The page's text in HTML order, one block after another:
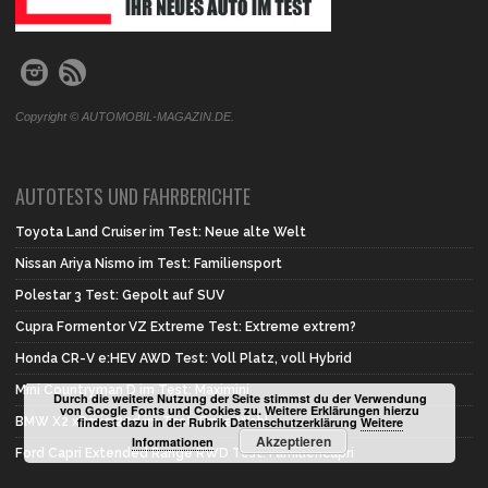
Copyright © AUTOMOBIL-MAGAZIN.DE.
AUTOTESTS UND FAHRBERICHTE
Toyota Land Cruiser im Test: Neue alte Welt
Nissan Ariya Nismo im Test: Familiensport
Polestar 3 Test: Gepolt auf SUV
Cupra Formentor VZ Extreme Test: Extreme extrem?
Honda CR-V e:HEV AWD Test: Voll Platz, voll Hybrid
Mini Countryman D im Test: Maximini
BMW X2 xDrive 20d im Test: Erste Wahl
Ford Capri Extended Range RWD Test: Familiencapri
Durch die weitere Nutzung der Seite stimmst du der Verwendung
von Google Fonts und Cookies zu. Weitere Erklärungen hierzu
findest dazu in der Rubrik DatenschutzerklärungWeitere
Informationen
Akzeptieren